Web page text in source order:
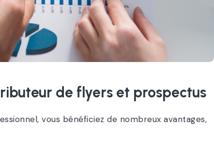
de flyers et prospectus
vous bénéficiez de nombreux avantages,